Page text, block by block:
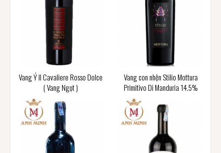
Vang Ý Il Cavaliere Rosso Dolce
( Vang Ngọt )
Vang con nhện Stilio Mottura
Primitivo Di Manduria 14.5%